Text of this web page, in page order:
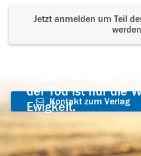
Jetzt anmelden um Teil
der Tod ist nur die
Ewigkeit.
Kontakt zum Verlag
aufnehmen